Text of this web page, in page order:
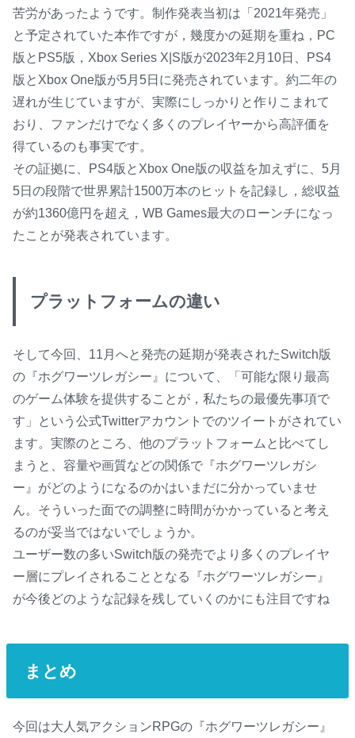
苦労があったようです。制作発表当初は「2021年発売」
と予定されていた本作ですが，幾度かの延期を重ね，PC
版とPS5版，Xbox Series X|S版が2023年2月10日、PS4
版とXbox One版が5月5日に発売されています。約二年の
遅れが生じていますが、実際にしっかりと作りこまれて
おり、ファンだけでなく多くのプレイヤーから高評価を
得ているのも事実です。
その証拠に、PS4版とXbox One版の収益を加えずに、5月
5日の段階で世界累計1500万本のヒットを記録し，総収益
が約1360億円を超え，WB Games最大のローンチになっ
たことが発表されています。
プラットフォームの違い
そして今回、11月へと発売の延期が発表されたSwitch版
の『ホグワーツレガシー』について、「可能な限り最高
のゲーム体験を提供することが，私たちの最優先事項で
す」という公式Twitterアカウントでのツイートがされてい
ます。実際のところ、他のプラットフォームと比べてし
まうと、容量や画質などの関係で『ホグワーツレガシ
ー』がどのようになるのかはいまだに分かっていませ
ん。そういった面での調整に時間がかかっていると考え
るのが妥当ではないでしょうか。
ユーザー数の多いSwitch版の発売でより多くのプレイヤ
ー層にプレイされることとなる『ホグワーツレガシー』
が今後どのような記録を残していくのかにも注目ですね
まとめ
今回は大人気アクションRPGの『ホグワーツレガシー』